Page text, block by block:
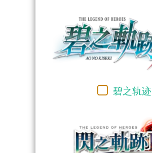
碧之轨迹